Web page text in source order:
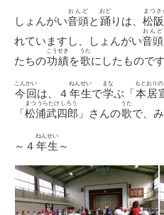
しょんがい音頭
おんど
と 踊
おど
りは、 松
まつさ
れていますし、しょんがい音頭
おんど
たちの功績
こうせき
を歌
うた
にしたものです
今回
こんかい
は、４ 年生
ねんせい
で学
まな
ぶ「本居
もとおり
「松浦武四郎
まつうらたけしろう
」さんの歌
うた
で、
～４ 年生
ねんせい
～